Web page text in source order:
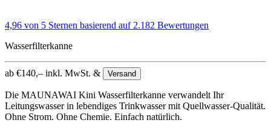
4,96 von 5 Sternen basierend auf 2.182 Bewertungen
Wasserfilterkanne
ab €140,– inkl. MwSt. & Versand
Die MAUNAWAI Kini Wasserfilterkanne verwandelt Ihr
Leitungswasser in lebendiges Trinkwasser mit Quellwasser-Qualität.
Ohne Strom. Ohne Chemie. Einfach natürlich.